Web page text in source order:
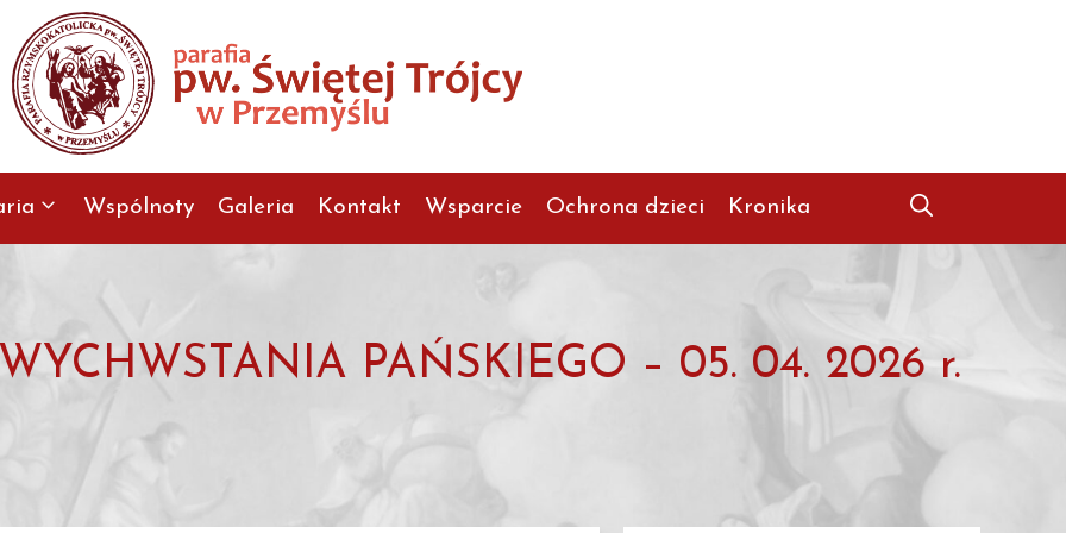
Wspólnoty Galeria Kontakt Wsparcie Ochrona dzieci Kronika
PAŃSKIEGO – 05. 04. 2026 r.